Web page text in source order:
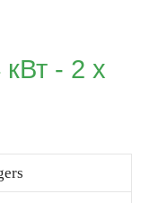
кВт - 2 х